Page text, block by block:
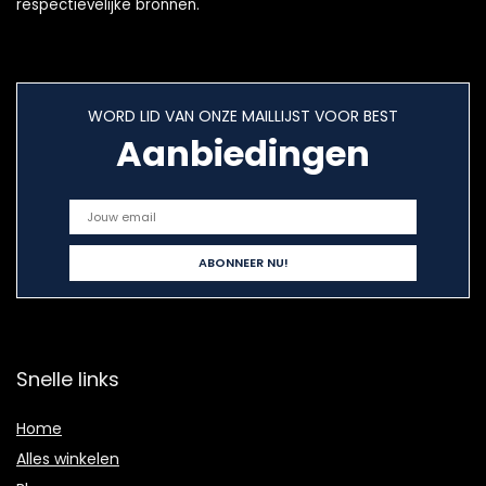
respectievelijke bronnen.
WORD LID VAN ONZE MAILLIJST VOOR BEST
Aanbiedingen
Snelle links
Home
Alles winkelen